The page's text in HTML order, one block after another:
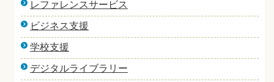
レファレンスサービス
ビジネス支援
学校支援
デジタルライブラリー